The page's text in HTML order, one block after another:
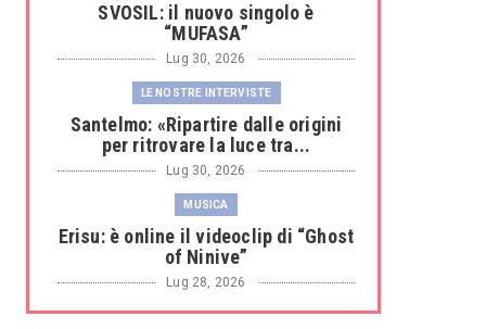
SVOSIL: il nuovo singolo è
“MUFASA”
Lug 30, 2026
LE NOSTRE INTERVISTE
Santelmo: «Ripartire dalle origini
per ritrovare la luce tra...
Lug 30, 2026
MUSICA
Erisu: è online il videoclip di “Ghost
of Ninive”
Lug 28, 2026
MUSICA